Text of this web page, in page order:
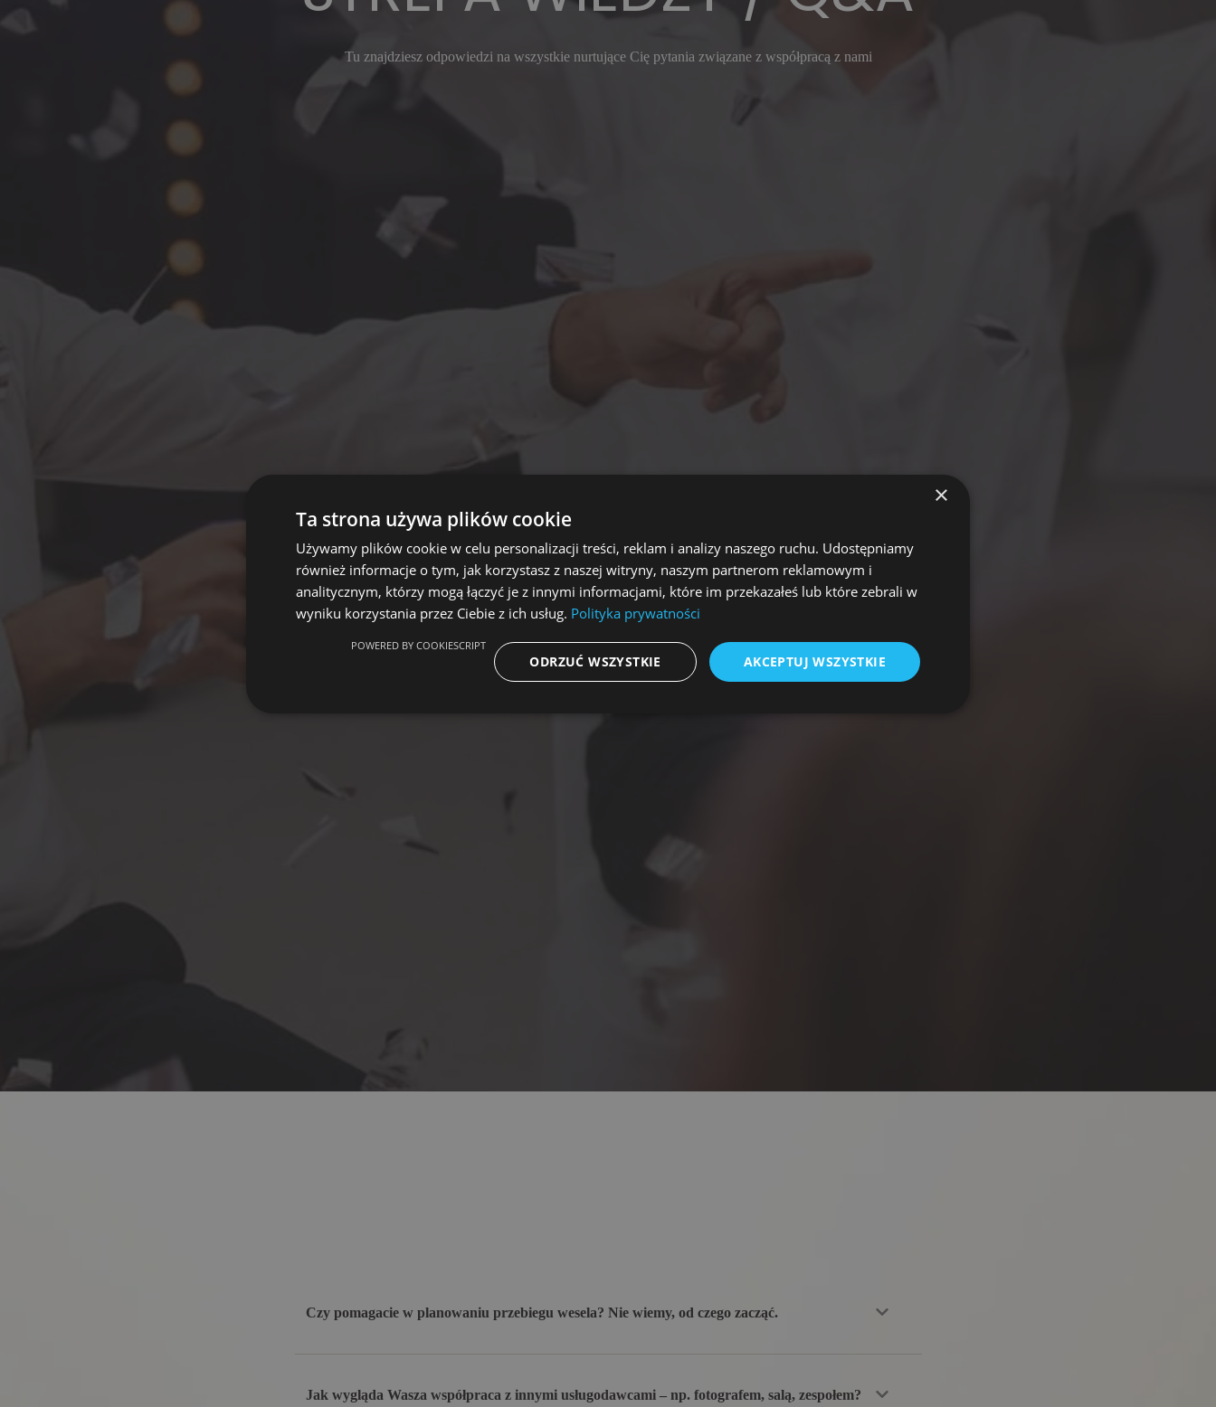
Tu znajdziesz odpowiedzi na wszystkie nurtujące Cię pytania związane z współpracą z nami
Czy pomagacie w planowaniu przebiegu wesela? Nie wiemy, od czego zacząć.
Jak wygląda Wasza współpraca z innymi usługodawcami – np. fotografem, salą, zespołem?
×
Ta strona używa plików cookie
Używamy plików cookie w celu personalizacji treści, reklam i analizy naszego ruchu. Udostępniamy
również informacje o tym, jak korzystasz z naszej witryny, naszym partnerom reklamowym i
analitycznym, którzy mogą łączyć je z innymi informacjami, które im przekazałeś lub które zebrali w
wyniku korzystania przez Ciebie z ich usług. Polityka prywatności
AKCEPTUJ WSZYSTKIE
ODRZUĆ WSZYSTKIE
POWERED BY COOKIESCRIPT